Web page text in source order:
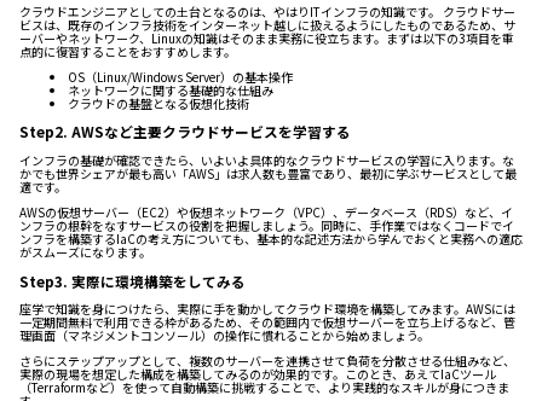
クラウドエンジニアとしての土台となるのは、やはりITインフラの知識です。 クラウドサー
ビスは、既存のインフラ技術をインターネット越しに扱えるようにしたものであるため、サ
ーバーやネットワーク、Linuxの知識はそのまま実務に役立ちます。まずは以下の3項目を重
点的に復習することをおすすめします。
OS（Linux/Windows Server）の基本操作
ネットワークに関する基礎的な仕組み
クラウドの基盤となる仮想化技術
Step2. AWSなど主要クラウドサービスを学習する
インフラの基礎が確認できたら、いよいよ具体的なクラウドサービスの学習に入ります。な
かでも世界シェアが最も高い「AWS」は求人数も豊富であり、最初に学ぶサービスとして最
適です。
AWSの仮想サーバー（EC2）や仮想ネットワーク（VPC）、データベース（RDS）など、イ
ンフラの根幹をなすサービスの役割を把握しましょう。同時に、手作業ではなくコードでイ
ンフラを構築するIaCの考え方についても、基本的な記述方法から学んでおくと実務への適応
がスムーズになります。
Step3. 実際に環境構築をしてみる
座学で知識を身につけたら、実際に手を動かしてクラウド環境を構築してみます。AWSには
一定期間無料で利用できる枠があるため、その範囲内で仮想サーバーを立ち上げるなど、管
理画面（マネジメントコンソール）の操作に慣れることから始めましょう。
さらにステップアップとして、複数のサーバーを連携させて負荷を分散させる仕組みなど、
実際の現場を想定した構成を構築してみるのが効果的です。このとき、あえてIaCツール
（Terraformなど）を使って自動構築に挑戦することで、より実践的なスキルが身につきま